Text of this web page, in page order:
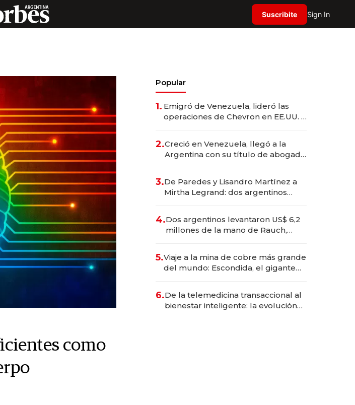
Suscribite Sign In
como
Popular
1. Emigró de Venezuela, lideró las
operaciones de Chevron en EE.UU. y
2.Creció en Venezuela, llegó a la
Argentina con su título de abogado
marcas "fast premium"
3.De Paredes y Lisandro Martínez a
Mirtha Legrand: dos argentinos
deportivo y el cuidado corporal
4.Dos argentinos levantaron US$ 6,2
millones de la mano de Rauch,
5.Viaje a la mina de cobre más grande
del mundo: Escondida, el gigante
6.De la telemedicina transaccional al
bienestar inteligente: la evolución